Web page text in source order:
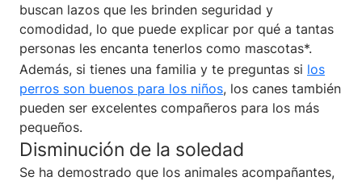
buscan lazos que les brinden seguridad y
comodidad, lo que puede explicar por qué a tantas
personas les encanta tenerlos como mascotas*.
Además, si tienes una familia y te preguntas si los
perros son buenos para los niños, los canes también
pueden ser excelentes compañeros para los más
pequeños.
Disminución de la soledad
Se ha demostrado que los animales acompañantes,